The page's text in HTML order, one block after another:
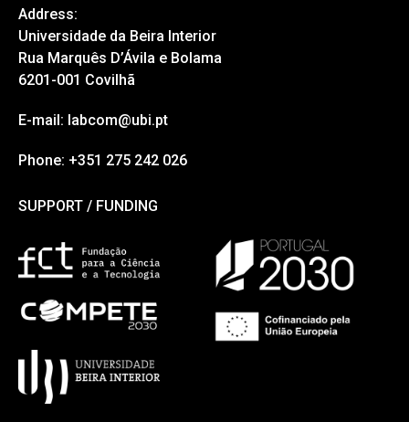
Address:
Universidade da Beira Interior
Rua Marquês D’Ávila e Bolama
6201-001 Covilhã
E-mail: labcom@ubi.pt
Phone: +351 275 242 026
SUPPORT / FUNDING